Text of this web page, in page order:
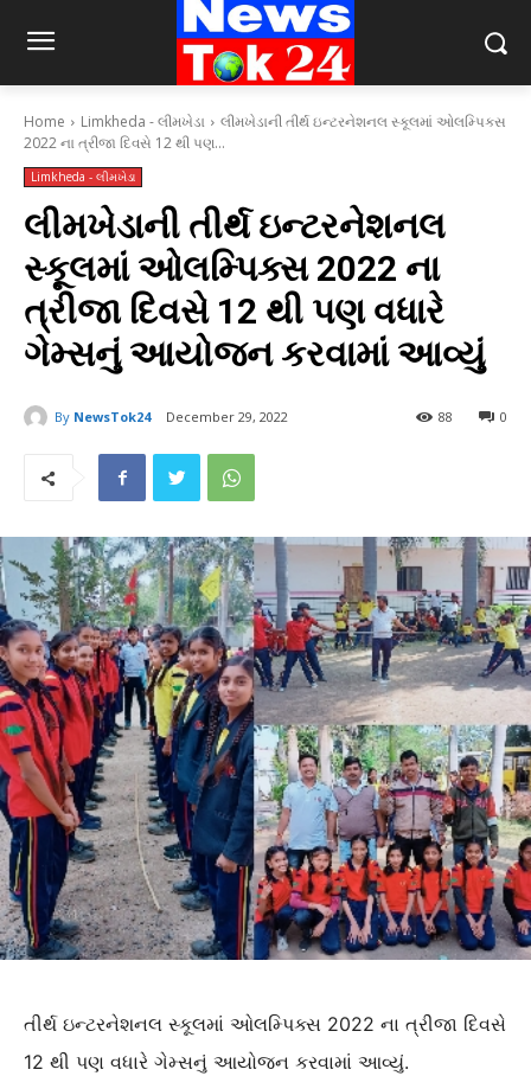
Home Limkheda - લીમખેડા
લીમખેડાની તીર્થ ઇન્ટરનેશનલ સ્કૂલમાં ઓલમ્પિક્સ
2022 ના ત્રીજા દિવસે 12 થી પણ...
Limkheda - લીમખેડા
લીમખેડાની તીર્થ ઇન્ટરનેશનલ
સ્કૂલમાં ઓલમ્પિક્સ 2022 ના
ત્રીજા દિવસે 12 થી પણ વધારે
ગેમ્સનું આયોજન કરવામાં આવ્યું
By NewsTok24 December 29, 2022 0
88
તીર્થ ઇન્ટરનેશનલ સ્કૂલમાં ઓલમ્પિક્સ 2022 ના ત્રીજા દિવસે
12 થી પણ વધારે ગેમ્સનું આયોજન કરવામાં આવ્યું.